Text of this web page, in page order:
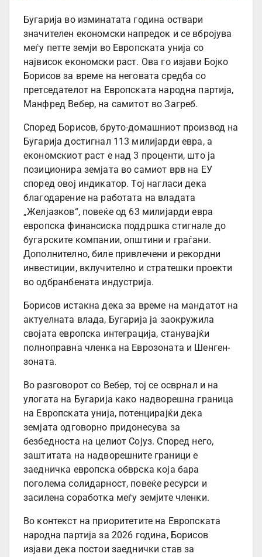
Бугарија во изминатата година оствари
значителен економски напредок и се вбројува
меѓу петте земји во Европската унија со
највисок економски раст. Ова го изјави Бојко
Борисов за време на неговата средба со
претседателот на Европската народна партија,
Манфред Вебер, на самитот во Загреб.
Според Борисов, бруто-домашниот производ на
Бугарија достигнал 113 милијарди евра, а
економскиот раст е над 3 проценти, што ја
позиционира земјата во самиот врв на ЕУ
според овој индикатор. Тој нагласи дека
благодарение на работата на владата
„Желјазков“, повеќе од 63 милијарди евра
европска финансиска поддршка стигнале до
бугарските компании, општини и граѓани.
Дополнително, биле привлечени и рекордни
инвестиции, вклучително и стратешки проекти
во одбранбената индустрија.
Борисов истакна дека за време на мандатот на
актуелната влада, Бугарија ја заокружила
својата европска интеграција, станувајќи
полноправна членка на Еврозоната и Шенген-
зоната.
Во разговорот со Вебер, тој се осврнал и на
улогата на Бугарија како надворешна граница
на Европската унија, потенцирајќи дека
земјата одговорно придонесува за
безбедноста на целиот Сојуз. Според него,
заштитата на надворешните граници е
заедничка европска обврска која бара
поголема солидарност, повеќе ресурси и
засилена соработка меѓу земјите членки.
Во контекст на приоритетите на Европската
народна партија за 2026 година, Борисов
изјави дека постои заеднички став за